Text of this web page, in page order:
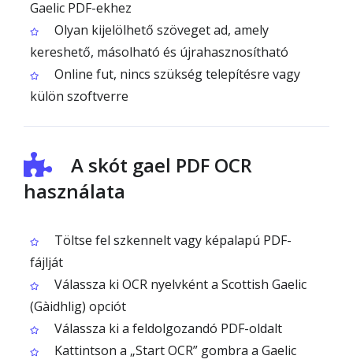
Gaelic PDF-ekhez
Olyan kijelölhető szöveget ad, amely
kereshető, másolható és újrahasznosítható
Online fut, nincs szükség telepítésre vagy
külön szoftverre
A skót gael PDF OCR
használata
Töltse fel szkennelt vagy képalapú PDF-
fájlját
Válassza ki OCR nyelvként a Scottish Gaelic
(Gàidhlig) opciót
Válassza ki a feldolgozandó PDF-oldalt
Kattintson a „Start OCR” gombra a Gaelic